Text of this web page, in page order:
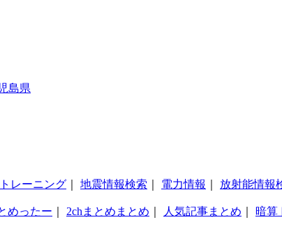
島県
レーニング 地震情報検索 電力情報 放射能情報
めったー 2chまとめまとめ 人気記事まとめ 暗算